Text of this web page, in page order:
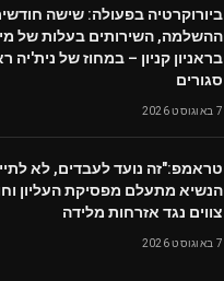
ביורוקרטיה בפעולה: שישה
ההשלמה, השירותים בעלות של
בראניון קניון – במחוז של נית'יה
סגורים
7 באוגוסט 2026
טראמפ:"זה נועד לעבדים, לא
הנשיא מתעלם מפסיקת העליון
צווים נגד אזרחות מלידה
7 באוגוסט 2026